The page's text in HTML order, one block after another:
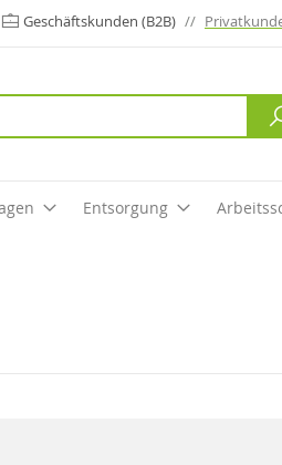
Geschäftskunden (B2B) //
Suche
Entsorgung